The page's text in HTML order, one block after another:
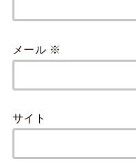
メール ※
サイト